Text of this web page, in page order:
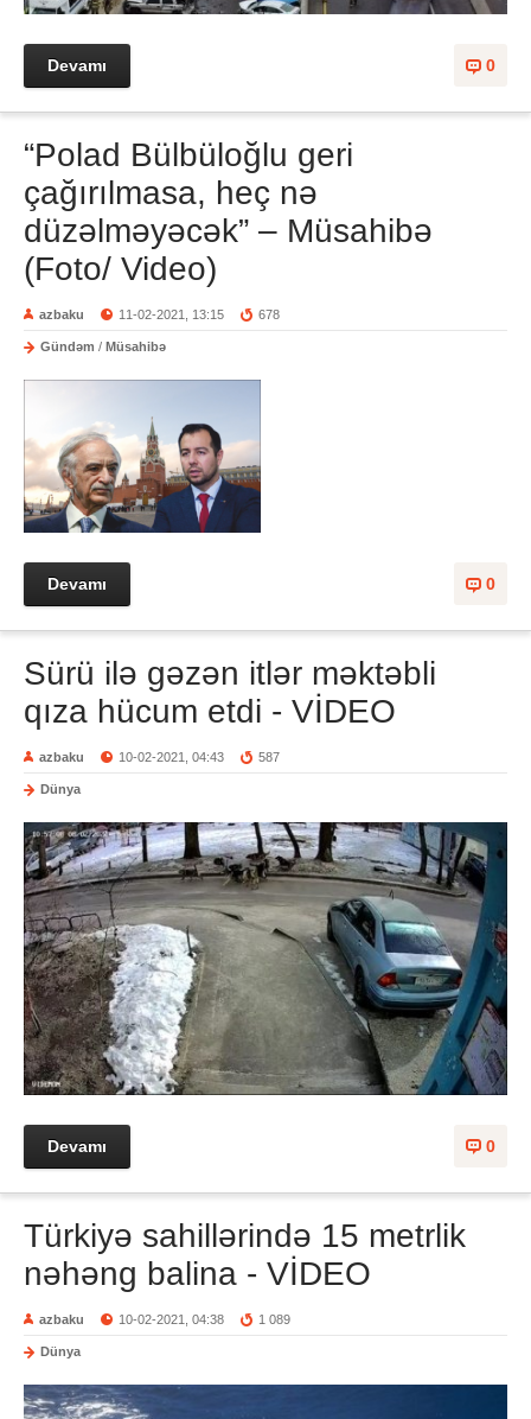
0
Devamı
“Polad Bülbüloğlu geri
çağırılmasa, heç nə
düzəlməyəcək” – Müsahibə
(Foto/ Video)
azbaku 11-02-2021, 13:15 678
Gündəm / Müsahibə
0
Devamı
Sürü ilə gəzən itlər məktəbli
qıza hücum etdi - VİDEO
azbaku 10-02-2021, 04:43 587
Dünya
0
Devamı
Türkiyə sahillərində 15 metrlik
nəhəng balina - VİDEO
azbaku 10-02-2021, 04:38 1 089
Dünya